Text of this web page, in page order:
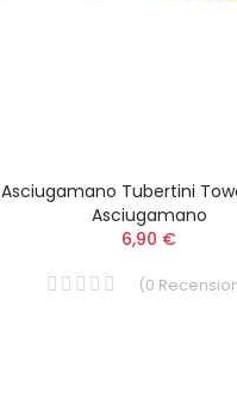
Asciugamano Tubertini
Asciugamano
6,90 €
(0